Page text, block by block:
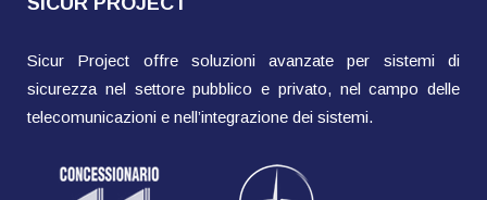
Sicur Project offre soluzioni avanzate per sistemi di
sicurezza nel settore pubblico e privato, nel campo delle
telecomunicazioni e nell’integrazione dei sistemi.